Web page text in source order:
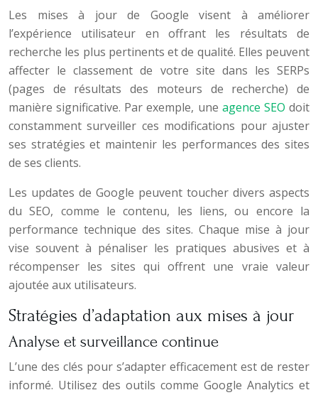
Les mises à jour de Google visent à améliorer
l’expérience utilisateur en offrant les résultats de
recherche les plus pertinents et de qualité. Elles peuvent
affecter le classement de votre site dans les SERPs
(pages de résultats des moteurs de recherche) de
manière significative. Par exemple, une agence SEO doit
constamment surveiller ces modifications pour ajuster
ses stratégies et maintenir les performances des sites
de ses clients.
Les updates de Google peuvent toucher divers aspects
du SEO, comme le contenu, les liens, ou encore la
performance technique des sites. Chaque mise à jour
vise souvent à pénaliser les pratiques abusives et à
récompenser les sites qui offrent une vraie valeur
ajoutée aux utilisateurs.
Stratégies d’adaptation aux mises à jour
Analyse et surveillance continue
L’une des clés pour s’adapter efficacement est de rester
informé. Utilisez des outils comme Google Analytics et